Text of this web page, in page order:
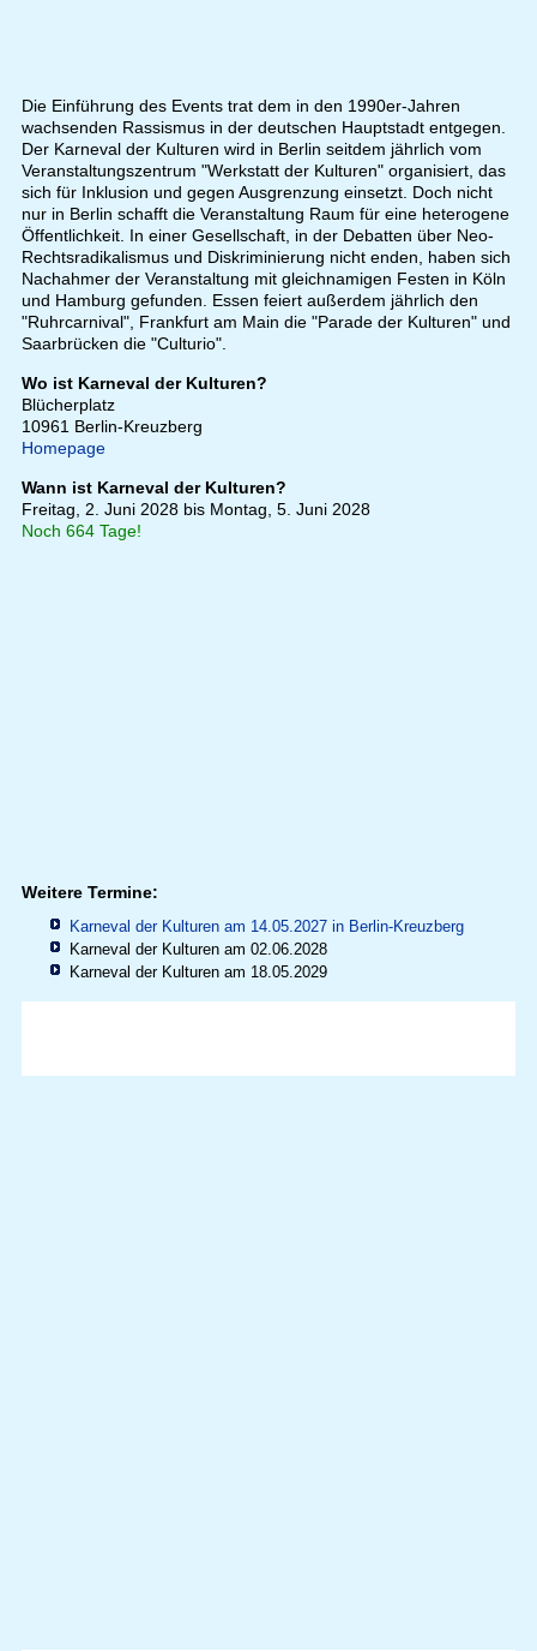
Die Einführung des Events trat dem in den 1990er-Jahren
wachsenden Rassismus in der deutschen Hauptstadt entgegen.
Der Karneval der Kulturen wird in Berlin seitdem jährlich vom
Veranstaltungszentrum "Werkstatt der Kulturen" organisiert, das
sich für Inklusion und gegen Ausgrenzung einsetzt. Doch nicht
nur in Berlin schafft die Veranstaltung Raum für eine heterogene
Öffentlichkeit. In einer Gesellschaft, in der Debatten über Neo-
Rechtsradikalismus und Diskriminierung nicht enden, haben sich
Nachahmer der Veranstaltung mit gleichnamigen Festen in Köln
und Hamburg gefunden. Essen feiert außerdem jährlich den
"Ruhrcarnival", Frankfurt am Main die "Parade der Kulturen" und
Saarbrücken die "Culturio".
Wo ist Karneval der Kulturen?
Blücherplatz
10961 Berlin-Kreuzberg
Homepage
Wann ist Karneval der Kulturen?
Freitag, 2. Juni 2028 bis Montag, 5. Juni 2028
Noch 664 Tage!
Weitere Termine:
Karneval der Kulturen am 14.05.2027 in Berlin-Kreuzberg
Karneval der Kulturen am 02.06.2028
Karneval der Kulturen am 18.05.2029